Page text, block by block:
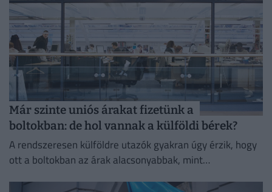
Már szinte uniós árakat fizetünk a
boltokban: de hol vannak a külföldi bérek?
A rendszeresen külföldre utazók gyakran úgy érzik, hogy
ott a boltokban az árak alacsonyabbak, mint